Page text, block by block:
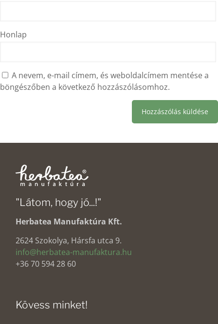
Honlap
A nevem, e-mail címem, és weboldalcímem mentése a
böngészőben a következő hozzászólásomhoz.
"Látom, hogy jó...!"
Herbatea Manufaktúra Kft.
2624 Szokolya, Hársfa utca 9.
info@herbatea-manufaktura.hu
+36 70 594 28 60
Kövess minket!